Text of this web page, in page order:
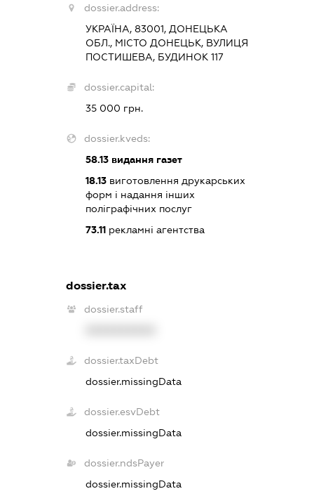
dossier.address:
УКРАЇНА, 83001, ДОНЕЦЬКА
ОБЛ., МІСТО ДОНЕЦЬК, ВУЛИЦЯ
ПОСТИШЕВА, БУДИНОК 117
dossier.capital:
35 000 грн.
dossier.kveds:
58.13видання газет
18.13виготовлення друкарських
форм і надання інших
поліграфічних послуг
73.11рекламні агентства
dossier.tax
dossier.staff
dossier.taxDebt
dossier.missingData
dossier.esvDebt
dossier.missingData
dossier.ndsPayer
dossier.missingData